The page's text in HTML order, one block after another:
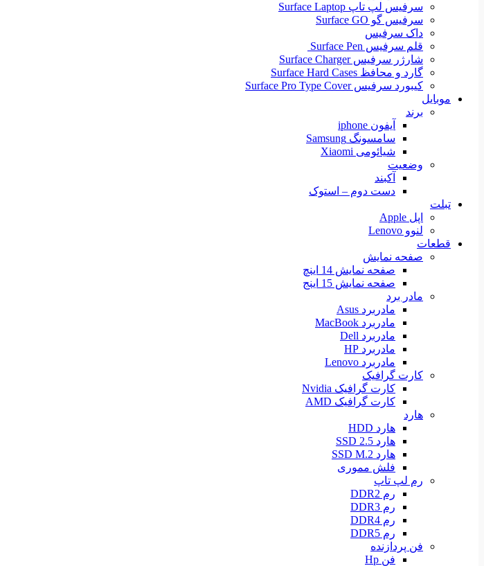
سرفیس لپ تاپ Surface Laptop
سرفیس گو Surface GO
داک سرفیس
قلم سرفیس Surface Pen
شارژر سرفیس Surface Charger
گارد و محافظ Surface Hard Cases
کیبورد سرفیس Surface Pro Type Cover
موبایل
برند
آیفون iphone
سامسونگ Samsung
شیائومی Xiaomi
وضعیت
آکبند
دست دوم – استوک
تبلت
اپل Apple
لنوو Lenovo
قطعات
صفحه نمایش
صفحه نمایش 14 اینچ
صفحه نمایش 15 اینج
مادر برد
مادربرد Asus
مادربرد MacBook
مادربرد Dell
مادربرد HP
مادربرد Lenovo
کارت گرافیک
کارت گرافیک Nvidia
کارت گرافیک AMD
هارد
هارد HDD
هارد SSD 2.5
هارد SSD M.2
فلش مموری
رم لپ تاپ
رم DDR2
رم DDR3
رم DDR4
رم DDR5
فن پردازنده
فن Hp